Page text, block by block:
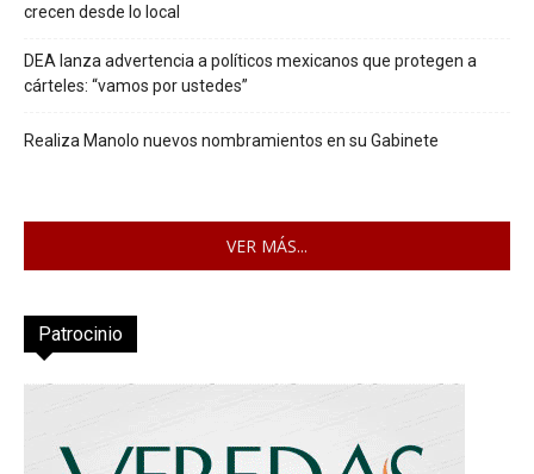
crecen desde lo local
DEA lanza advertencia a políticos mexicanos que protegen a
cárteles: “vamos por ustedes”
Realiza Manolo nuevos nombramientos en su Gabinete
VER MÁS...
Patrocinio